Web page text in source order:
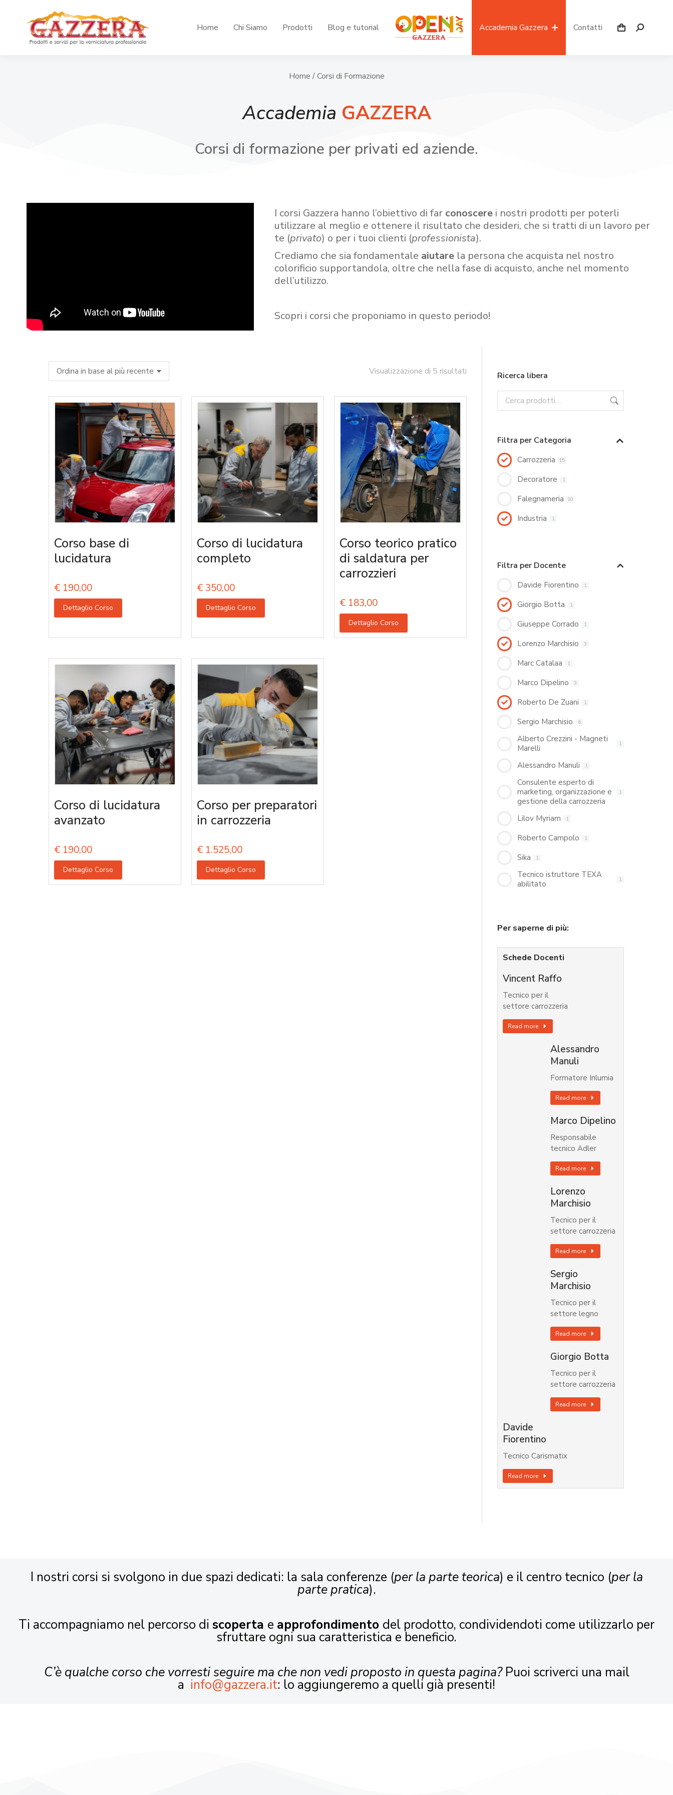
Home Chi Siamo Prodotti Blog e tutorial Accademia Gazzera Contatti
Home / Corsi di Formazione
Accademia GAZZERA
Corsi di formazione per privati ed aziende.
I corsi Gazzera hanno l’obiettivo di far conoscerei nostri prodotti per poterli
utilizzare al meglio e ottenere il risultato che desideri, che si tratti di un lavoro per
te (privato) o per i tuoi clienti (professionista).
Crediamo che sia fondamentale aiutare la persona che acquista nel nostro
colorificio supportandola, oltre che nella fase di acquisto, anche nel momento
dell’utilizzo.
Scopri i corsi che proponiamo in questo periodo!
Visualizzazione di 5 risultati
Corso base di
lucidatura
€ 190,00
Dettaglio Corso
Corso di lucidatura
completo
€ 350,00
Dettaglio Corso
Corso teorico pratico
di saldatura per
carrozzieri
€ 183,00
Dettaglio Corso
Corso di lucidatura
avanzato
€ 190,00
Dettaglio Corso
Corso per preparatori
in carrozzeria
€ 1.525,00
Dettaglio Corso
Ricerca libera
Filtra per Categoria
Carrozzeria 15
Decoratore 1
Falegnameria 10
Industria 1
Filtra per Docente
Davide Fiorentino 1
Giorgio Botta 1
Giuseppe Corrado 1
Lorenzo Marchisio 3
Marc Catalaa 1
Marco Dipelino 3
Roberto De Zuani 1
Sergio Marchisio 6
Alberto Crezzini - Magneti
Marelli
1
Alessandro Manuli 1
Consulente esperto di
marketing, organizzazione e
gestione della carrozzeria
1
Lilov Myriam 1
Roberto Campolo 1
Sika 1
Tecnico istruttore TEXA
abilitato
1
Per saperne di più:
Schede Docenti
Vincent Raffo
Tecnico per il
settore carrozzeria
Read more
Alessandro
Manuli
Formatore Inlumia
Read more
Marco Dipelino
Responsabile
tecnico Adler
Read more
Lorenzo
Marchisio
Tecnico per il
settore carrozzeria
Read more
Sergio
Marchisio
Tecnico per il
settore legno
Read more
Giorgio Botta
Tecnico per il
settore carrozzeria
Read more
Davide
Fiorentino
Tecnico Carismatix
Read more
I nostri corsi si svolgono in due spazi dedicati: la sala conferenze (per la parte teorica) e il centro tecnico (per la
parte pratica).
Ti accompagniamo nel percorso di scoperta e approfondimento del prodotto, condividendoti come utilizzarlo per
sfruttare ogni sua caratteristica e beneficio.
C’è qualche corso che vorresti seguire ma che non vedi proposto in questa pagina?Puoi scriverci una mail
a info@gazzera.it: lo aggiungeremo a quelli già presenti!